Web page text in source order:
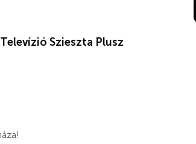
Szieszta Plusz